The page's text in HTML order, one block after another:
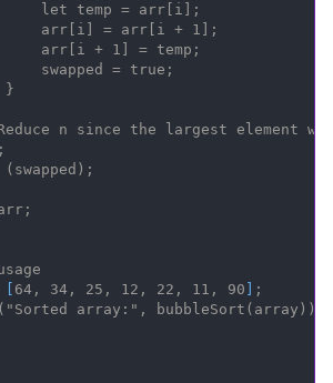
let temp = arr[i];
arr[i] = arr[i + 1];
arr[i + 1] = temp;
swapped = true;
}
n since the largest element
64, 34, 25, 12, 22, 11, 90
;
array:", bubbleSort(array));